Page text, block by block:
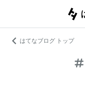
はてなブログ トップ